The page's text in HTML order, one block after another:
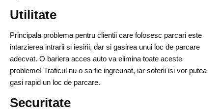
Utilitate
Principala problema pentru clientii care folosesc parcari este
intarzierea intrarii si iesirii, dar si gasirea unui loc de parcare
adecvat. O bariera acces auto va elimina toate aceste
probleme! Traficul nu o sa fie ingreunat, iar soferii isi vor putea
gasi rapid un loc de parcare.
Securitate